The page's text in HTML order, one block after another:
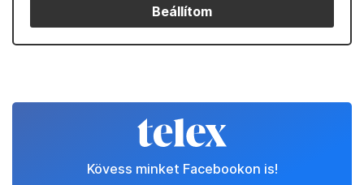
Beállítom
Kövess minket Facebookon is!